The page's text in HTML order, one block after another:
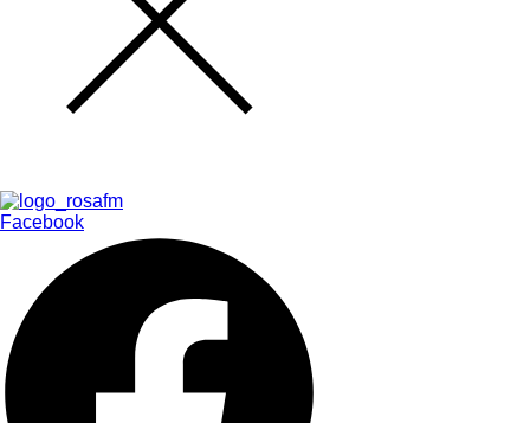
Facebook